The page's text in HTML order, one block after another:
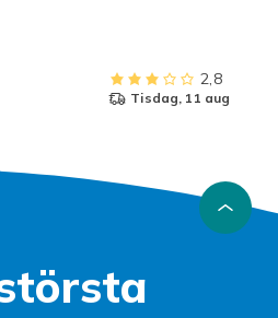
2,8
tisdag, 11 aug